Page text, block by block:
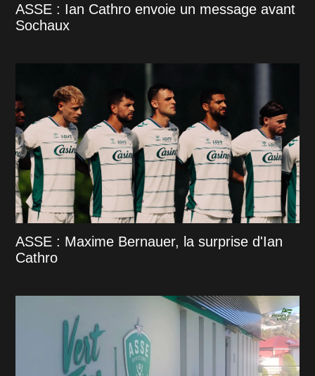
ASSE : Ian Cathro envoie un message avant
Sochaux
ASSE : Maxime Bernauer, la surprise d'Ian
Cathro